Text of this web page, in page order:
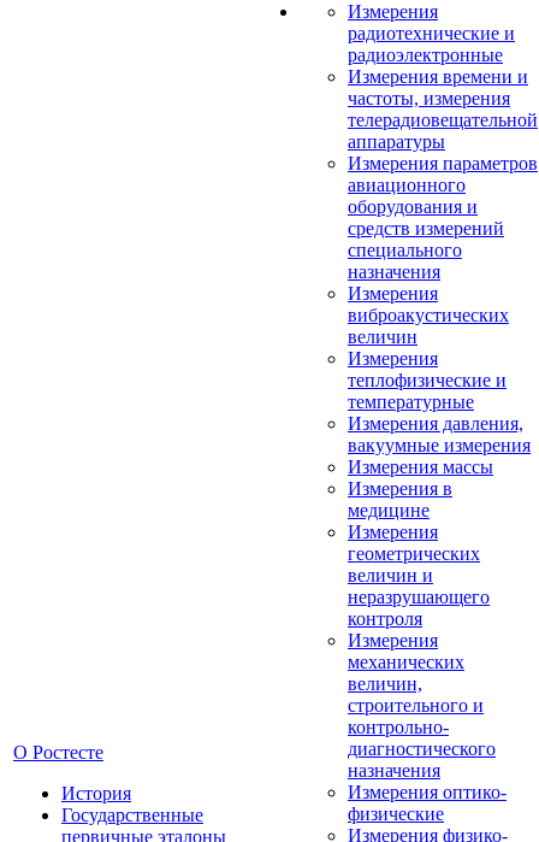
О Ростесте
История
Государственные
первичные эталоны
Измерения
радиотехнические и
радиоэлектронные
Измерения времени и
частоты, измерения
телерадиовещательной
аппаратуры
Измерения параметров
авиационного
оборудования и
средств измерений
специального
назначения
Измерения
виброакустических
величин
Измерения
теплофизические и
температурные
Измерения давления,
вакуумные измерения
Измерения массы
Измерения в
медицине
Измерения
геометрических
величин и
неразрушающего
контроля
Измерения
механических
величин,
строительного и
контрольно-
диагностического
назначения
Измерения оптико-
физические
Измерения физико-